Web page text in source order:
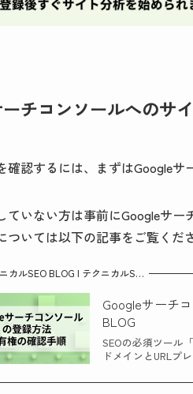
チコンソールへのサ
確認するには、まずはGoogleサ
ていない方は事前にGoogleサー
ついては以下の記事をご覧くだ
カルSEO BLOG | テクニカルS…
Googleサーチ
BLOG
SEOの必須ツール
ドメインとURLプ